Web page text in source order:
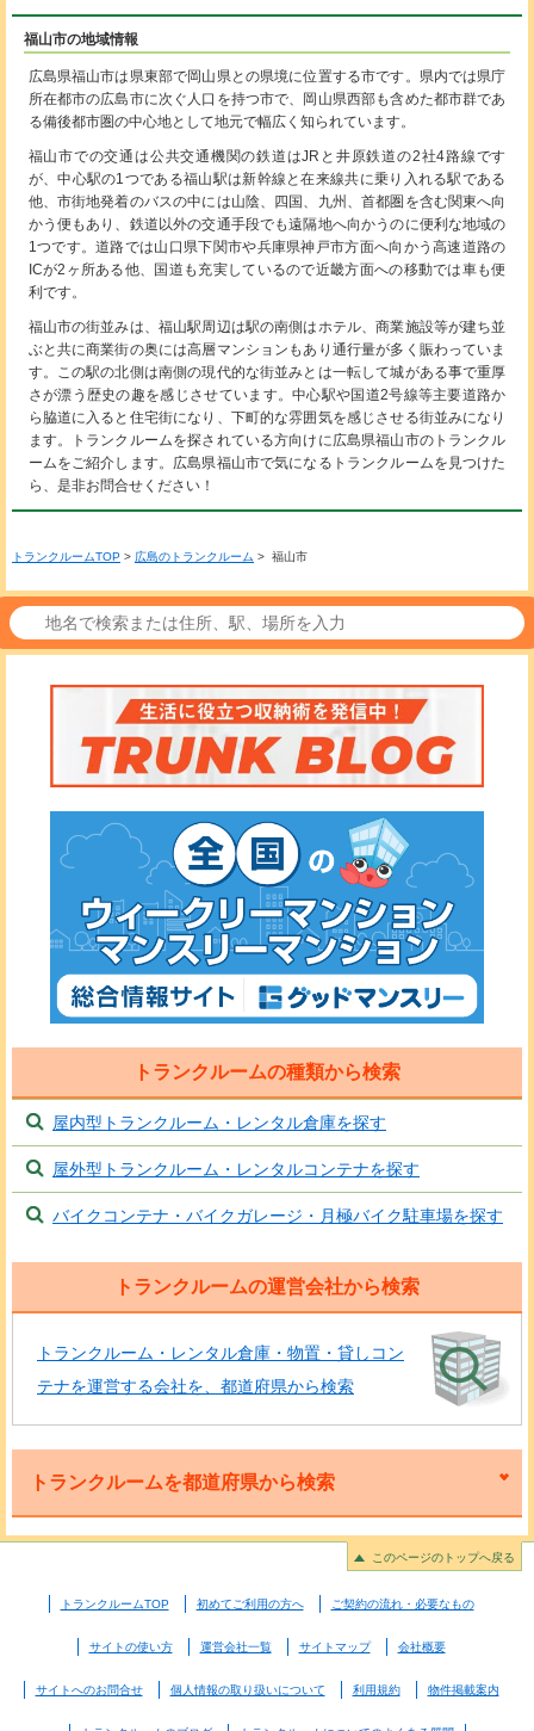
福山市の地域情報
広島県福山市は県東部で岡山県との県境に位置する市です。県内では県庁
所在都市の広島市に次ぐ人口を持つ市で、岡山県西部も含めた都市群であ
る備後都市圏の中心地として地元で幅広く知られています。
福山市での交通は公共交通機関の鉄道はJRと井原鉄道の2社4路線です
が、中心駅の1つである福山駅は新幹線と在来線共に乗り入れる駅である
他、市街地発着のバスの中には山陰、四国、九州、首都圏を含む関東へ向
かう便もあり、鉄道以外の交通手段でも遠隔地へ向かうのに便利な地域の
1つです。道路では山口県下関市や兵庫県神戸市方面へ向かう高速道路の
ICが2ヶ所ある他、国道も充実しているので近畿方面への移動では車も便
利です。
福山市の街並みは、福山駅周辺は駅の南側はホテル、商業施設等が建ち並
ぶと共に商業街の奥には高層マンションもあり通行量が多く賑わっていま
す。この駅の北側は南側の現代的な街並みとは一転して城がある事で重厚
さが漂う歴史の趣を感じさせています。中心駅や国道2号線等主要道路か
ら脇道に入ると住宅街になり、下町的な雰囲気を感じさせる街並みになり
ます。トランクルームを探されている方向けに広島県福山市のトランクル
ームをご紹介します。広島県福山市で気になるトランクルームを見つけた
ら、是非お問合せください！
トランクルームTOP > 広島のトランクルーム > 福山市
トランクルームの種類から検索
屋内型トランクルーム・レンタル倉庫を探す
屋外型トランクルーム・レンタルコンテナを探す
バイクコンテナ・バイクガレージ・月極バイク駐車場を探す
トランクルームの運営会社から検索
トランクルーム・レンタル倉庫・物置・貸しコン
テナを運営する会社を、都道府県から検索
トランクルームを都道府県から検索
このページのトップへ戻る
トランクルームTOP 初めてご利用の方へ ご契約の流れ・必要なもの
サイトの使い方 運営会社一覧 サイトマップ 会社概要
サイトへのお問合せ 個人情報の取り扱いについて 利用規約 物件掲載案内